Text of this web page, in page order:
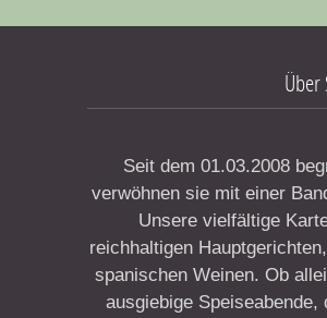
Über
Seit dem 01.03.2008
verwöhnen sie mit einer
Unsere vielfältige
reichhaltigen
spanischen Weinen. Ob
ausgiebige